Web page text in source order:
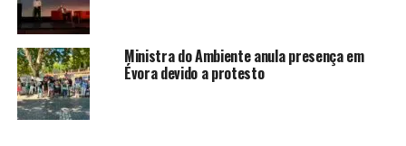
Ministra do Ambiente anula presença em
Évora devido a protesto